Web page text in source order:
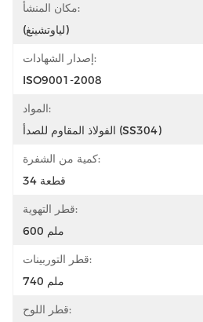
مكان المنشأ:
(لياوتشينغ)
إصدار الشهادات:
ISO9001-2008
المواد:
الفولاذ المقاوم للصدأ (SS304)
كمية من الشفرة:
34 قطعة
قطر التهوية:
600 ملم
قطر التوربينات:
740 ملم
قطر اللوح: